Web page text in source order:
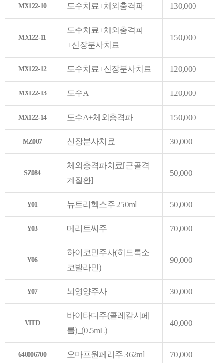
MX122-10 도수치료+체외충격파 130,000
MX122-11
도수치료+체외충격파
+신장분사치료
150,000
MX122-12 도수치료+신장분사치료 120,000
MX122-13 도수A 120,000
MX122-14 도수A+체외충격파 150,000
MZ007 신장분사치료 30,000
SZ084
체외충격파치료[근골격
계질환]
50,000
Y01 뉴트리헥스주 250ml 50,000
Y03 메리트씨주 70,000
Y06
하이코민주사(히드록소
코발라민)
90,000
Y07 뇌영양주사 30,000
VITD
바이타디주(콜레칼시페
롤)_(0.5mL)
40,000
640006700 오마프원페리주 362ml 70,000